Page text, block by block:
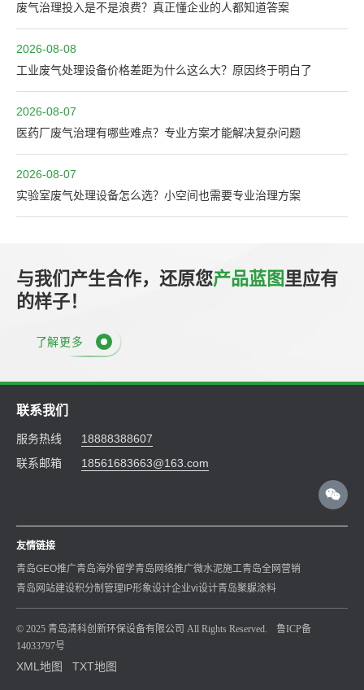
废气治理投入是不是浪费？真正懂企业的人都知道答案
2026-08-08
工业废气处理设备价格差距为什么这么大？原因终于明白了
2026-08-07
医药厂废气治理有哪些难点？专业方案才能解决复杂问题
2026-08-07
实验室废气处理设备怎么选？小空间也需要专业治理方案
与我们产生合作，还原您产品蓝图里应有
的样子！
了解更多
联系我们
服务热线
18888388607
联系邮箱
18561683663@163.com
友情链接
青岛GEO推广青岛海外留学青岛网络推广微水泥施工青岛全网营销
青岛网站建设积分制管理 IP形象设计企业vi设计青岛聚脲涂料
© 2025 青岛清科创新环保设备有限公司 All Rights Reserved.
鲁ICP备
14033797号
XML地图 TXT地图